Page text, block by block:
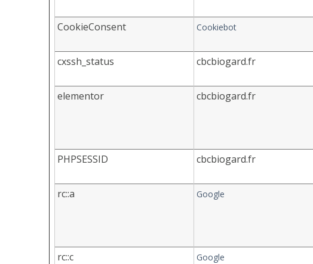
CookieConsent Cookiebot
cxssh_status cbcbiogard.fr
elementor cbcbiogard.fr
PHPSESSID cbcbiogard.fr
rc::a Google
rc::c Google